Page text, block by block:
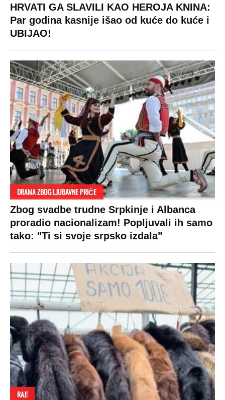
HRVATI GA SLAVILI KAO HEROJA KNINA:
Par godina kasnije išao od kuće do kuće i
UBIJAO!
DRAMA ZBOG LJUBAVNE PRIČE
Zbog svadbe trudne Srpkinje i Albanca
proradio nacionalizam! Popljuvali ih samo
tako: "Ti si svoje srpsko izdala"
RAJ!